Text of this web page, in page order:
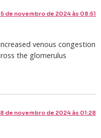
de novembro de 2024 às 08:51
venous congestion
the glomerulus
de novembro de 2024 às 01:28